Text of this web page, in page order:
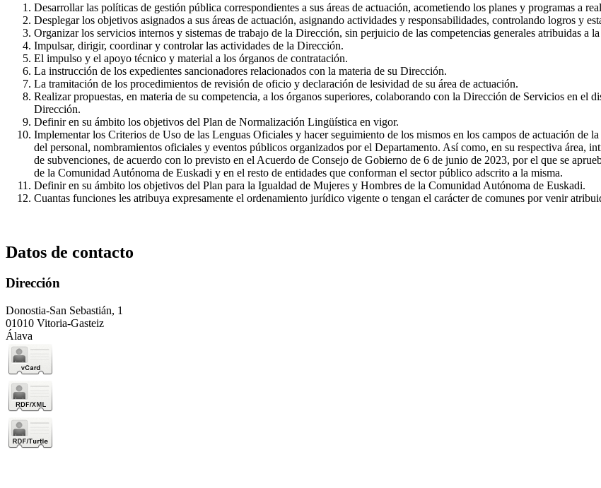
Desarrollar las políticas de gestión pública correspondientes a sus áreas de actuación, acometiendo los planes y programas a
Desplegar los objetivos asignados a sus áreas de actuación, asignando actividades y responsabilidades, controlando logros y
Organizar los servicios internos y sistemas de trabajo de la Dirección, sin perjuicio de las competencias generales atribuidas a
Impulsar, dirigir, coordinar y controlar las actividades de la Dirección.
El impulso y el apoyo técnico y material a los órganos de contratación.
La instrucción de los expedientes sancionadores relacionados con la materia de su Dirección.
La tramitación de los procedimientos de revisión de oficio y declaración de lesividad de su área de actuación.
Realizar propuestas, en materia de su competencia, a los órganos superiores, colaborando con la Dirección de Servicios en el
Dirección.
Definir en su ámbito los objetivos del Plan de Normalización Lingüística en vigor.
Implementar los Criterios de Uso de las Lenguas Oficiales y hacer seguimiento de los mismos en los campos de actuación de
del personal, nombramientos oficiales y eventos públicos organizados por el Departamento. Así como, en su respectiva área,
de subvenciones, de acuerdo con lo previsto en el Acuerdo de Consejo de Gobierno de 6 de junio de 2023, por el que se
de la Comunidad Autónoma de Euskadi y en el resto de entidades que conforman el sector público adscrito a la misma.
Definir en su ámbito los objetivos del Plan para la Igualdad de Mujeres y Hombres de la Comunidad Autónoma de Euskadi.
Cuantas funciones les atribuya expresamente el ordenamiento jurídico vigente o tengan el carácter de comunes por venir
Datos de contacto
Dirección
Donostia-San Sebastián, 1
01010 Vitoria-Gasteiz
Álava